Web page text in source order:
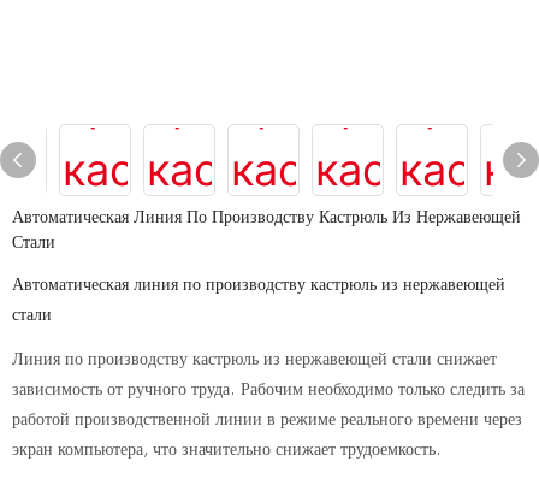
Автоматическая Линия По Производству Кастрюль Из Нержавеющей
Стали
Автоматическая линия по производству кастрюль из нержавеющей
стали
Линия по производству кастрюль из нержавеющей стали снижает
зависимость от ручного труда. Рабочим необходимо только следить за
работой производственной линии в режиме реального времени через
экран компьютера, что значительно снижает трудоемкость.